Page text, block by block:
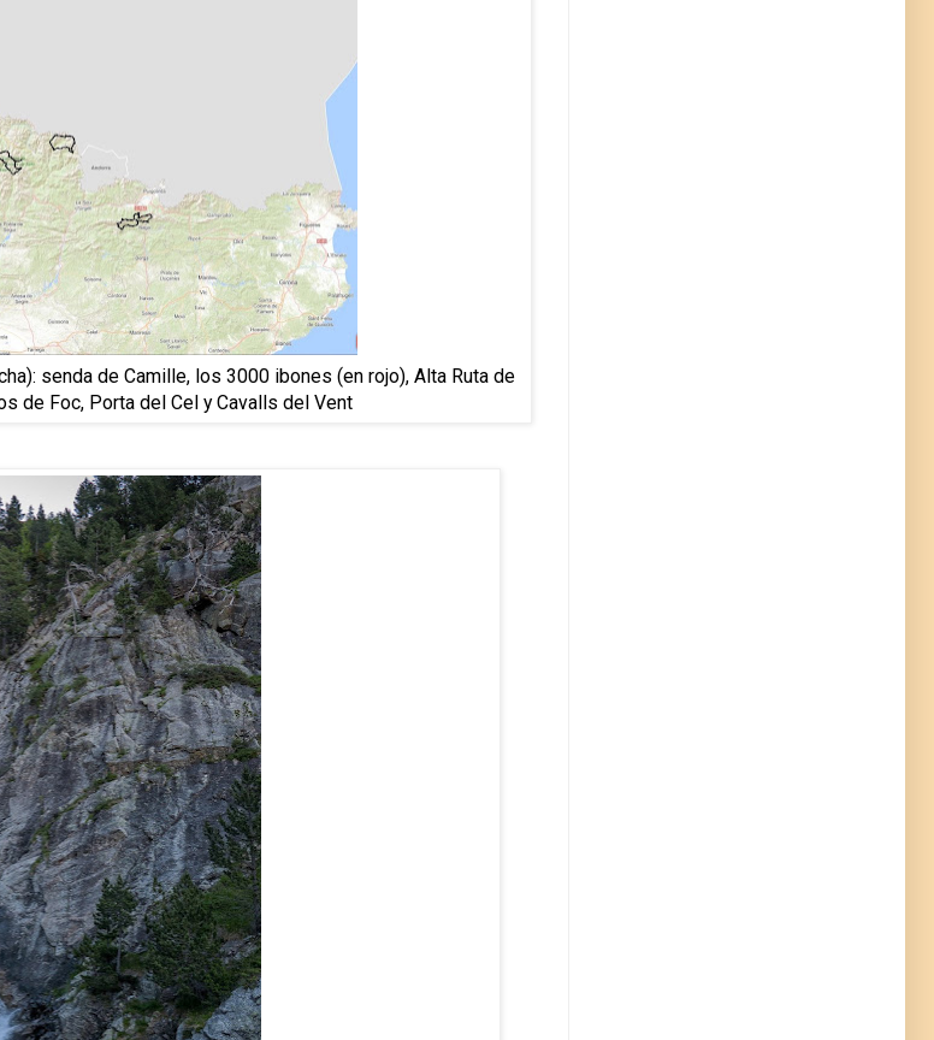
senda de Camille, los 3000 ibones (en rojo), Alta Ruta de
de Foc, Porta del Cel y Cavalls del Vent